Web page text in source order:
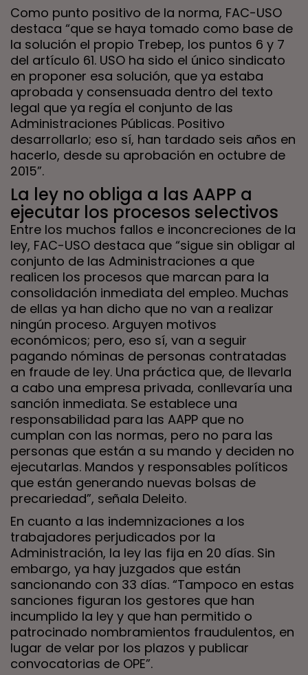
Como punto positivo de la norma, FAC-USO
destaca “que se haya tomado como base de
la solución el propio Trebep, los puntos 6 y 7
del artículo 61. USO ha sido el único sindicato
en proponer esa solución, que ya estaba
aprobada y consensuada dentro del texto
legal que ya regía el conjunto de las
Administraciones Públicas. Positivo
desarrollarlo; eso sí, han tardado seis años en
hacerlo, desde su aprobación en octubre de
2015”.
La ley no obliga a las AAPP a
ejecutar los procesos selectivos
Entre los muchos fallos e inconcreciones de la
ley, FAC-USO destaca que “sigue sin obligar al
conjunto de las Administraciones a que
realicen los procesos que marcan para la
consolidación inmediata del empleo. Muchas
de ellas ya han dicho que no van a realizar
ningún proceso. Arguyen motivos
económicos; pero, eso sí, van a seguir
pagando nóminas de personas contratadas
en fraude de ley. Una práctica que, de llevarla
a cabo una empresa privada, conllevaría una
sanción inmediata. Se establece una
responsabilidad para las AAPP que no
cumplan con las normas, pero no para las
personas que están a su mando y deciden no
ejecutarlas. Mandos y responsables políticos
que están generando nuevas bolsas de
precariedad”, señala Deleito.
En cuanto a las indemnizaciones a los
trabajadores perjudicados por la
Administración, la ley las fija en 20 días. Sin
embargo, ya hay juzgados que están
sancionando con 33 días. “Tampoco en estas
sanciones figuran los gestores que han
incumplido la ley y que han permitido o
patrocinado nombramientos fraudulentos, en
lugar de velar por los plazos y publicar
convocatorias de OPE”.